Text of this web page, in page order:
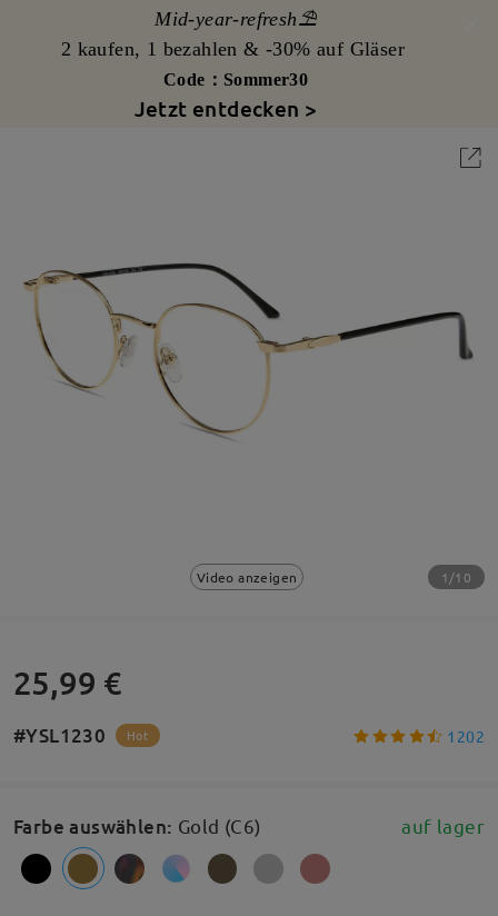
Mid-year-refresh⛱️
2 kaufen, 1 bezahlen & -30% auf Gläser
Code：Sommer30
Jetzt entdecken >
Video anzeigen 1/10
25,99 €
#YSL1230 Hot 1202
Farbe auswählen: Gold (C6) auf lager